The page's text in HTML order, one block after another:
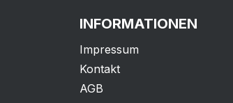
INFORMATIONEN
Impressum
Kontakt
AGB